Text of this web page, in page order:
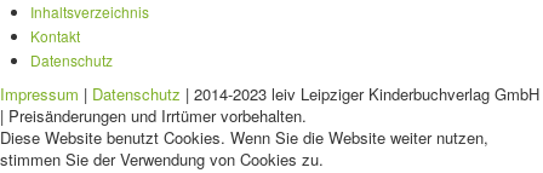
Inhaltsverzeichnis
Kontakt
Datenschutz
Impressum | Datenschutz | 2014-2023 leiv Leipziger Kinderbuchverlag GmbH
| Preisänderungen und Irrtümer vorbehalten.
Diese Website benutzt Cookies. Wenn Sie die Website weiter nutzen,
stimmen Sie der Verwendung von Cookies zu.